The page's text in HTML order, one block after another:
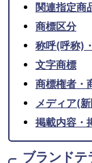
関連指定商
商標区分
称呼(呼称)
文字商標
商標権者・
メディア(
掲載内容・
ブランドテ